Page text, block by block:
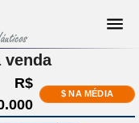
venda
R$
$ NA MÉDIA